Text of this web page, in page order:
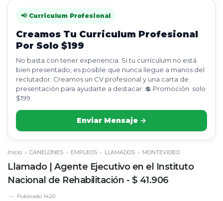
📢 Curriculum Profesional
Creamos Tu Curriculum Profesional
Por Solo $199
No basta con tener experiencia. Si tu currículum no está
bien presentado, es posible que nunca llegue a manos del
reclutador. Creamos un CV profesional y una carta de
presentación para ayudarte a destacar. 💲 Promoción: solo
$199.
Enviar Mensaje →
Inicio › CANELONES › EMPLEOS › LLAMADOS › MONTEVIDEO
Llamado | Agente Ejecutivo en el Instituto
Nacional de Rehabilitación - $ 41.906
Publicado 14:20